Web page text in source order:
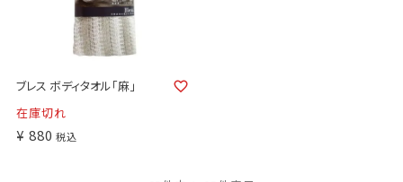
ブレス ボディタオル「麻」
在庫切れ
¥ 880 税込